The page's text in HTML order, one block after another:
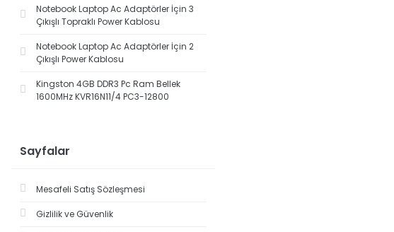
Notebook Laptop Ac Adaptörler İçin 3
Çıkışlı Topraklı Power Kablosu
Notebook Laptop Ac Adaptörler İçin 2
Çıkışlı Power Kablosu
Kingston 4GB DDR3 Pc Ram Bellek
1600MHz KVR16N11/4 PC3-12800
Sayfalar
Mesafeli Satış Sözleşmesi
Gizlilik ve Güvenlik